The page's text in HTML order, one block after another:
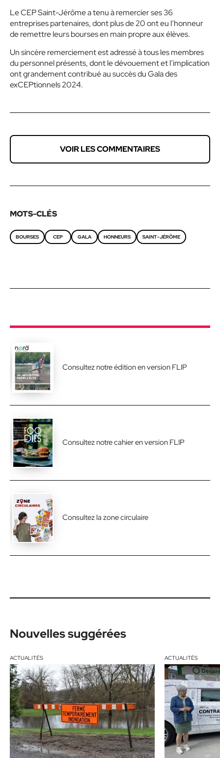
Le CEP Saint-Jérôme a tenu à remercier ses 36
entreprises partenaires, dont plus de 20 ont eu l’honneur
de remettre leurs bourses en main propre aux élèves.
Un sincère remerciement est adressé à tous les membres
du personnel présents, dont le dévouement et l’implication
ont grandement contribué au succès du Gala des
exCEPtionnels 2024.
VOIR LES COMMENTAIRES
MOTS-CLÉS
BOURSES CEP GALA HONNEURS SAINT-JÉRÔME
Consultez notre édition en version FLIP
Consultez notre cahier en version FLIP
Consultez la zone circulaire
Nouvelles suggérées
ACTUALITÉS ACTUALITÉS